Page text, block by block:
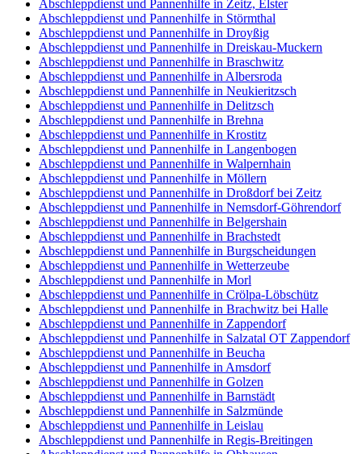
Abschleppdienst und Pannenhilfe in Zeitz, Elster
Abschleppdienst und Pannenhilfe in Störmthal
Abschleppdienst und Pannenhilfe in Droyßig
Abschleppdienst und Pannenhilfe in Dreiskau-Muckern
Abschleppdienst und Pannenhilfe in Braschwitz
Abschleppdienst und Pannenhilfe in Albersroda
Abschleppdienst und Pannenhilfe in Neukieritzsch
Abschleppdienst und Pannenhilfe in Delitzsch
Abschleppdienst und Pannenhilfe in Brehna
Abschleppdienst und Pannenhilfe in Krostitz
Abschleppdienst und Pannenhilfe in Langenbogen
Abschleppdienst und Pannenhilfe in Walpernhain
Abschleppdienst und Pannenhilfe in Möllern
Abschleppdienst und Pannenhilfe in Droßdorf bei Zeitz
Abschleppdienst und Pannenhilfe in Nemsdorf-Göhrendorf
Abschleppdienst und Pannenhilfe in Belgershain
Abschleppdienst und Pannenhilfe in Brachstedt
Abschleppdienst und Pannenhilfe in Burgscheidungen
Abschleppdienst und Pannenhilfe in Wetterzeube
Abschleppdienst und Pannenhilfe in Morl
Abschleppdienst und Pannenhilfe in Crölpa-Löbschütz
Abschleppdienst und Pannenhilfe in Brachwitz bei Halle
Abschleppdienst und Pannenhilfe in Zappendorf
Abschleppdienst und Pannenhilfe in Salzatal OT Zappendorf
Abschleppdienst und Pannenhilfe in Beucha
Abschleppdienst und Pannenhilfe in Amsdorf
Abschleppdienst und Pannenhilfe in Golzen
Abschleppdienst und Pannenhilfe in Barnstädt
Abschleppdienst und Pannenhilfe in Salzmünde
Abschleppdienst und Pannenhilfe in Leislau
Abschleppdienst und Pannenhilfe in Regis-Breitingen